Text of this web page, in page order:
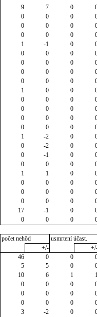
9 7 0
0 0 0
0 0 0
0 0 0
1 -1 0
0 0 0
0 0 0
0 0 0
0 0 0
1 0 0
0 0 0
0 0 0
0 0 0
0 0 0
1 -2 0
0 -2 0
0 -1 0
0 0 0
1 1 0
0 0 0
0 0 0
0 0 0
17 -1 0
0 0 0
počet nehôd usmrtení účast.
+/-
46 0 0
5 5 0
10 6 1
0 0 0
0 0 0
0 0 0
3 -2 0